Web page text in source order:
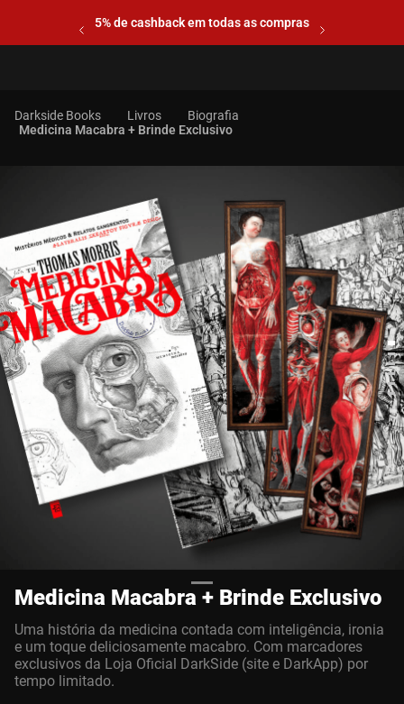
5% de cashback em todas as compras
Livros
Biografia
Medicina Macabra + Brinde Exclusivo
Medicina Macabra + Brinde Exclusivo
Uma história da medicina contada com inteligência, ironia
e um toque deliciosamente macabro. Com marcadores
exclusivos da Loja Oficial DarkSide (site e DarkApp) por
tempo limitado.